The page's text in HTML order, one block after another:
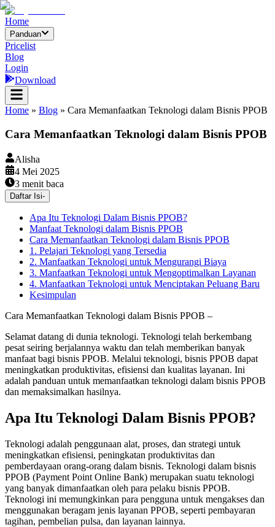
Home
Panduan
Pricelist
Blog
Login
Download
Home » Blog » Cara Memanfaatkan Teknologi dalam Bisnis PPOB
Cara Memanfaatkan Teknologi dalam Bisnis PPOB
Alisha
4 Mei 2025
3 menit baca
Daftar Isi-
Apa Itu Teknologi Dalam Bisnis PPOB?
Manfaat Teknologi dalam Bisnis PPOB
Cara Memanfaatkan Teknologi dalam Bisnis PPOB
1. Pelajari Teknologi yang Tersedia
2. Manfaatkan Teknologi untuk Mengurangi Biaya
3. Manfaatkan Teknologi untuk Mengoptimalkan Layanan
4. Manfaatkan Teknologi untuk Menciptakan Peluang Baru
Kesimpulan
Cara Memanfaatkan Teknologi dalam Bisnis PPOB –
Selamat datang di dunia teknologi. Teknologi telah berkembang
pesat seiring berjalannya waktu dan telah memberikan banyak
manfaat bagi bisnis PPOB. Melalui teknologi, bisnis PPOB dapat
meningkatkan produktivitas, efisiensi dan kualitas layanan. Ini
adalah panduan untuk memanfaatkan teknologi dalam bisnis PPOB
dan memaksimalkan hasilnya.
Apa Itu Teknologi Dalam Bisnis PPOB?
Teknologi adalah penggunaan alat, proses, dan strategi untuk
meningkatkan efisiensi, peningkatan produktivitas dan
pemberdayaan orang-orang dalam bisnis. Teknologi dalam bisnis
PPOB (Payment Point Online Bank) merupakan suatu teknologi
yang banyak dimanfaatkan oleh para pelaku bisnis PPOB.
Teknologi ini memungkinkan para pengguna untuk mengakses dan
menggunakan beragam jenis layanan PPOB, seperti pembayaran
tagihan, pembelian pulsa, dan layanan lainnya.